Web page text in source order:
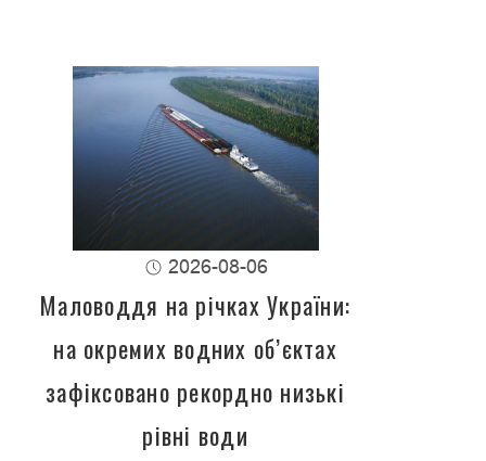
2026-08-06
Маловоддя на річках України:
на окремих водних об’єктах
зафіксовано рекордно низькі
рівні води